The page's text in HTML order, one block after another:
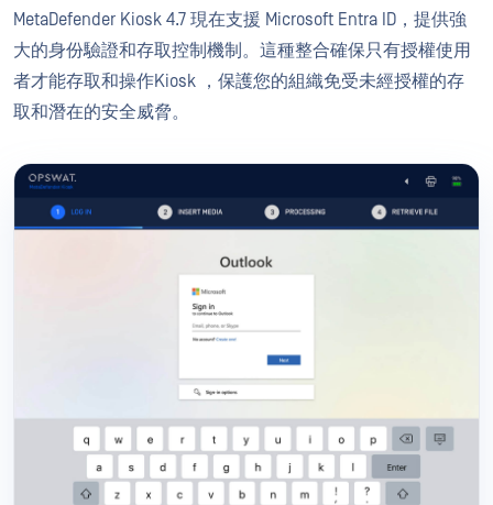
MetaDefender Kiosk 4.7 現在支援 Microsoft Entra ID，提供強
大的身份驗證和存取控制機制。這種整合確保只有授權使用
者才能存取和操作Kiosk ，保護您的組織免受未經授權的存
取和潛在的安全威脅。